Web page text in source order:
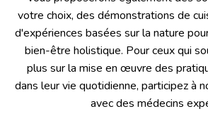
votre choix, des démonstrations de
d'expériences basées sur la nature
bien-être holistique. Pour ceux qui
plus sur la mise en œuvre des
dans leur vie quotidienne, participez à
avec des médecins